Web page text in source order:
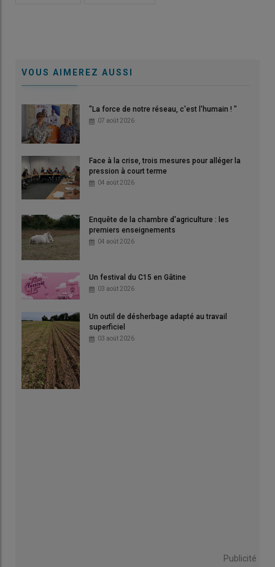
VOUS AIMEREZ AUSSI
"La force de notre réseau, c'est l'humain ! "
07 août 2026
Face à la crise, trois mesures pour alléger la
pression à court terme
04 août 2026
Enquête de la chambre d'agriculture : les
premiers enseignements
04 août 2026
Un festival du C15 en Gâtine
03 août 2026
Un outil de désherbage adapté au travail
superficiel
03 août 2026
Publicité